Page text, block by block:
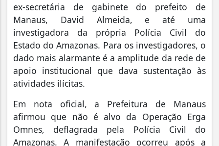
ex-secretária de gabinete do prefeito de
Manaus, David Almeida, e até uma
investigadora da própria Polícia Civil do
Estado do Amazonas. Para os investigadores, o
dado mais alarmante é a amplitude da rede de
apoio institucional que dava sustentação às
atividades ilícitas.
Em nota oficial, a Prefeitura de Manaus
afirmou que não é alvo da Operação Erga
Omnes, deflagrada pela Polícia Civil do
Amazonas. A manifestação ocorreu após a